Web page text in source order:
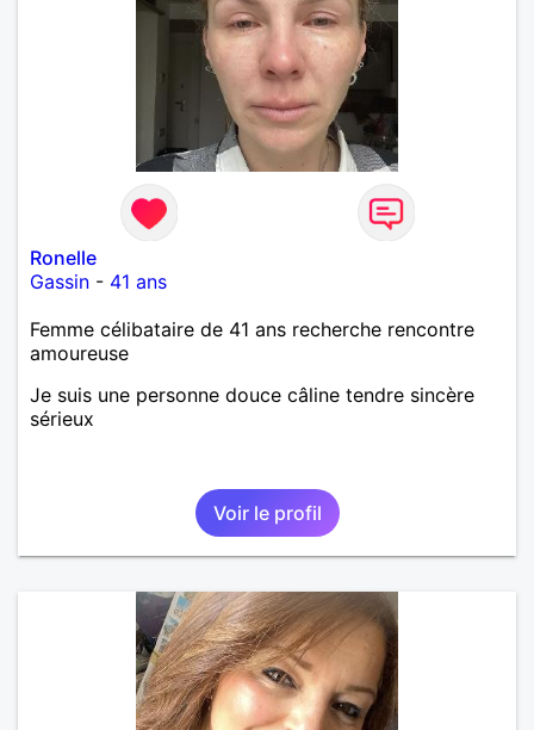
Ronelle
Gassin - 41 ans
Femme célibataire de 41 ans recherche rencontre
amoureuse
Je suis une personne douce câline tendre sincère
sérieux
Voir le profil